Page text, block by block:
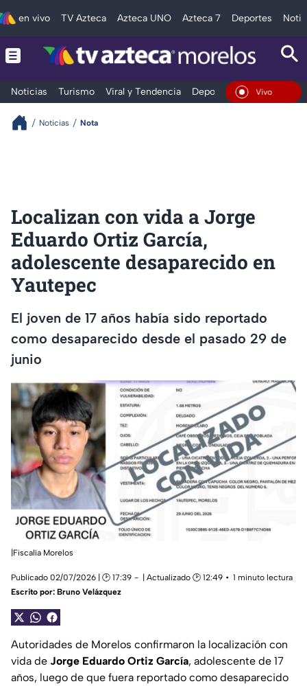
en vivo TV Azteca Azteca UNO Azteca 7 Deportes
Noticias Turismo Viral y Tendencia Deportes Espectáculos
En Vivo
Noticias Nota
Localizan con vida a Jorge
Eduardo Ortiz García,
adolescente desaparecido en
Yautepec
El joven de 17 años había sido reportado
como desaparecido desde el pasado 29 de
junio
|Fiscalía Morelos
Publicado 02/07/2026 | 🕑 17:39 | Actualizado 🕑 12:49
1 minuto lectura
Escrito por: Bruno Velázquez
Autoridades de Morelos confirmaron la localización con
vida de Jorge Eduardo Ortiz García, adolescente de 17
años, luego de que fuera reportado como desaparecido